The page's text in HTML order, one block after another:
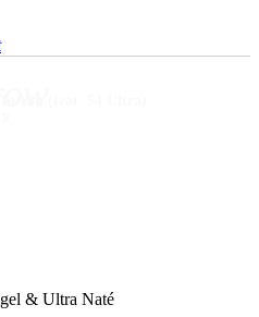
& Ultra Naté